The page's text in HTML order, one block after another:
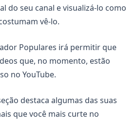
do seu canal e visualizá-lo como
vê-lo.
Populares irá permitir que
que, no momento, estão
no YouTube.
destaca algumas das suas
que você mais curte no